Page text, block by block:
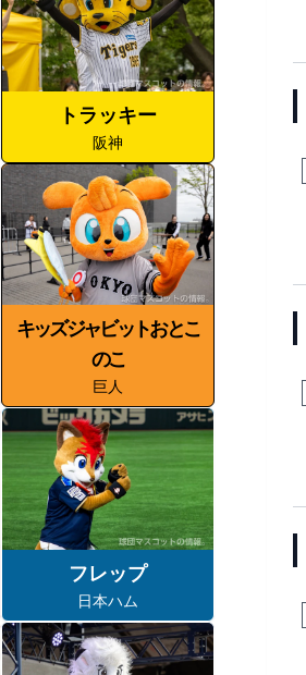
トラッキー
阪神
キッズジャビットおとこ
のこ
巨人
フレップ
日本ハム